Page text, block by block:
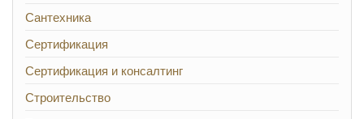
Сантехника
Сертификация
Сертификация и консалтинг
Строительство